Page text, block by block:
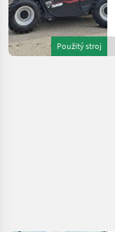
Použitý stroj